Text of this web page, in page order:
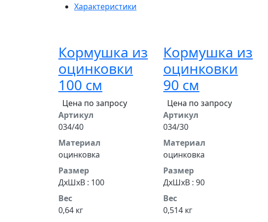
Характеристики
Кормушка из
оцинковки
100 см
Цена по запросу
Артикул
034/40
Материал
оцинковка
Размер
ДхШхВ : 100
Вес
0,64 кг
Кормушка из
оцинковки
90 см
Цена по запросу
Артикул
034/30
Материал
оцинковка
Размер
ДхШхВ : 90
Вес
0,514 кг